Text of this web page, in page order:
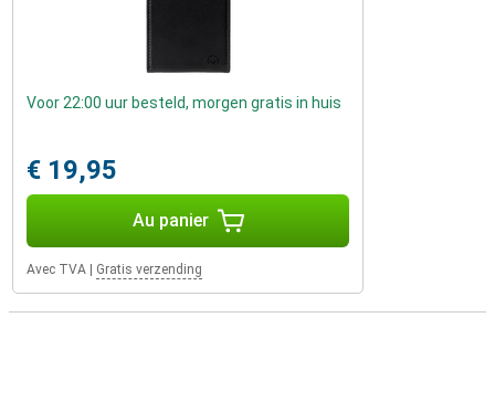
Voor 22:00 uur besteld, morgen gratis in huis
€ 19,95
Au panier
Avec TVA Gratis verzending